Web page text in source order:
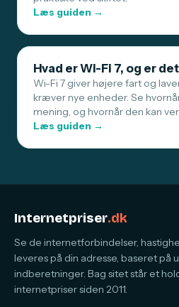
Læs guiden →
Hvad er Wi-Fi 7, og er
Wi-Fi 7 giver højere fart og
kræver nye enheder. Se
mening, og hvornår den kan
Læs guiden →
Internetpriser.dk
Se de internetforbindelser,
leveres på din adresse, baseret på
indberetninger. Bag sitet står et
internetpriser siden 2011.